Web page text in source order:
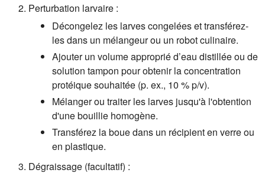
Perturbation larvaire :
Décongelez les larves congelées et transférez-
les dans un mélangeur ou un robot culinaire.
Ajouter un volume approprié d’eau distillée ou de
solution tampon pour obtenir la concentration
protéique souhaitée (p. ex., 10 % p/v).
Mélanger ou traiter les larves jusqu'à l'obtention
d'une bouillie homogène.
Transférez la boue dans un récipient en verre ou
en plastique.
Dégraissage (facultatif) :